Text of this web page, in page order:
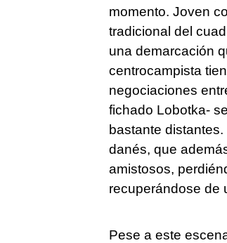
momento. Joven
tradicional del
una demarcación
centrocampista
negociaciones
fichado Lobotka-
bastante
danés, que
amistosos,
recuperándose de
Pese a este